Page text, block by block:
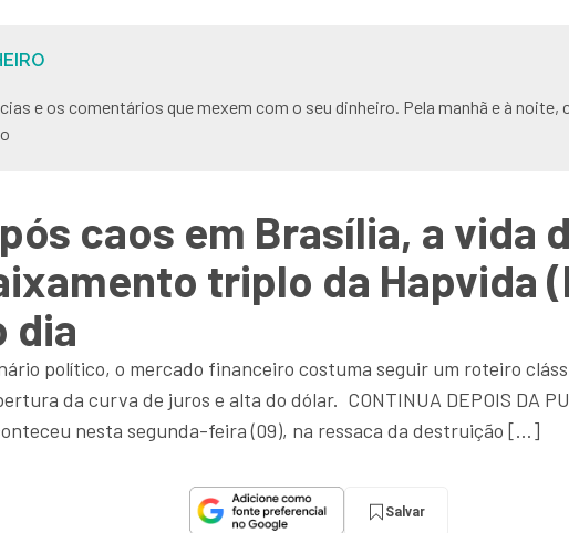
e os comentários que mexem com o seu dinheiro. Pela manhã e à
caos em Brasília, a vida
triplo da Hapvida
dia
político, o mercado financeiro costuma seguir um roteiro
da curva de juros e alta do dólar. CONTINUA DEPOIS DA
nesta segunda-feira (09), na ressaca da destruição […]
Salvar